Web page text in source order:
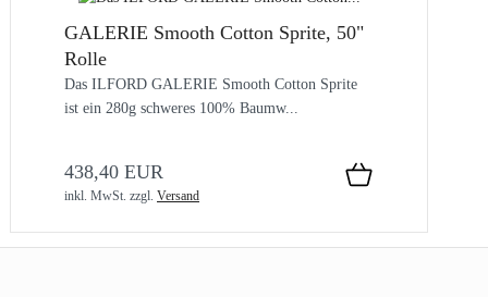
GALERIE Smooth Cotton Sprite, 50"
Rolle
Das ILFORD GALERIE Smooth Cotton Sprite
ist ein 280g schweres 100% Baumw...
438,40 EUR
inkl. MwSt. zzgl. Versand